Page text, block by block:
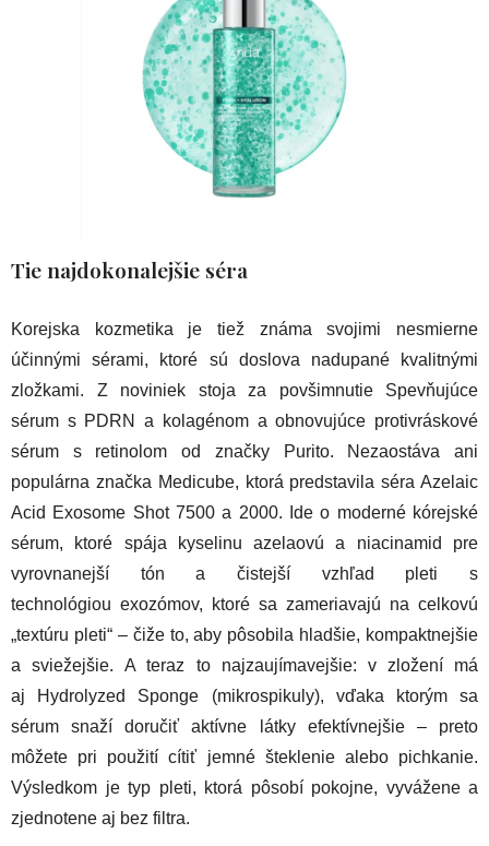
Tie najdokonalejšie séra
Korejska kozmetika je tiež známa svojimi nesmierne
účinnými sérami, ktoré sú doslova nadupané kvalitnými
zložkami. Z noviniek stoja za povšimnutie Spevňujúce
sérum s PDRN a kolagénom a obnovujúce protivráskové
sérum s retinolom od značky Purito. Nezaostáva ani
populárna značka Medicube, ktorá predstavila séra Azelaic
Acid Exosome Shot 7500 a 2000. Ide o moderné kórejské
sérum, ktoré spája kyselinu azelaovú a niacinamid pre
vyrovnanejší tón a čistejší vzhľad pleti s
technológiou exozómov, ktoré sa zameriavajú na celkovú
„textúru pleti“ – čiže to, aby pôsobila hladšie, kompaktnejšie
a sviežejšie. A teraz to najzaujímavejšie: v zložení má
aj Hydrolyzed Sponge (mikrospikuly), vďaka ktorým sa
sérum snaží doručiť aktívne látky efektívnejšie – preto
môžete pri použití cítiť jemné šteklenie alebo pichkanie.
Výsledkom je typ pleti, ktorá pôsobí pokojne, vyvážene a
zjednotene aj bez filtra.